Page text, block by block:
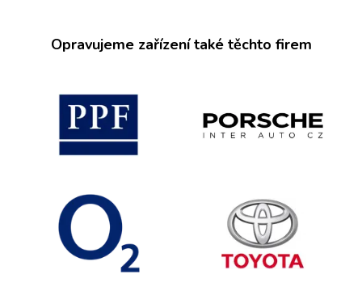
Opravujeme zařízení také těchto firem